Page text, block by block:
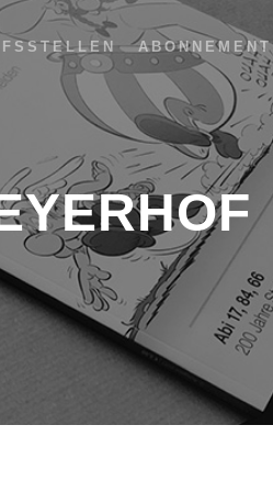
ABONNEMENT